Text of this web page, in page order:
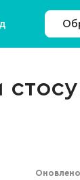
Оновлено